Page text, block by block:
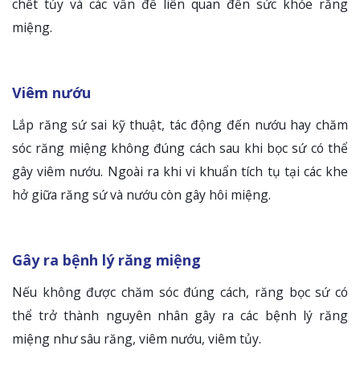
chết tủy và các vấn đề liên quan đến sức khỏe răng
miệng.
Viêm nướu
Lắp răng sứ sai kỹ thuật, tác động đến nướu hay chăm
sóc răng miệng không đúng cách sau khi bọc sứ có thể
gây viêm nướu. Ngoài ra khi vi khuẩn tích tụ tại các khe
hở giữa răng sứ và nướu còn gây hôi miệng.
Gây ra bệnh lý răng miệng
Nếu không được chăm sóc đúng cách, răng bọc sứ có
thể trở thành nguyên nhân gây ra các bệnh lý răng
miệng như sâu răng, viêm nướu, viêm tủy.